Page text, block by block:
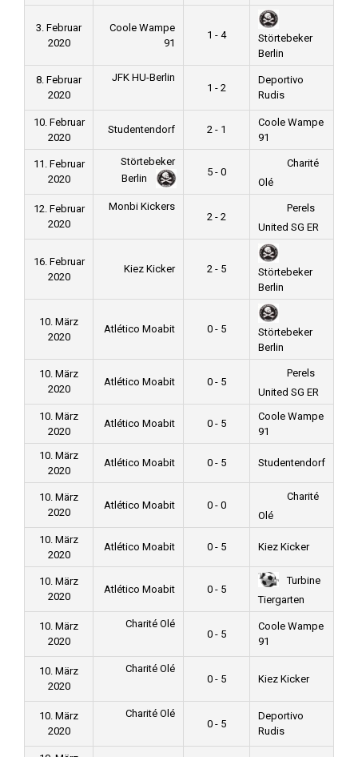
3. Februar
2020
Coole Wampe
91
1 - 4
Störtebeker
Berlin
8. Februar
2020
JFK HU-Berlin
1 - 2
Deportivo
Rudis
10. Februar
2020
Studentendorf 2 - 1
Coole Wampe
91
11. Februar
2020
Störtebeker
Berlin
5 - 0
Charité
Olé
12. Februar
2020
Monbi Kickers
2 - 2
Perels
United SG ER
16. Februar
2020
Kiez Kicker 2 - 5
Störtebeker
Berlin
10. März
2020
Atlético Moabit 0 - 5
Störtebeker
Berlin
10. März
2020
Atlético Moabit 0 - 5
Perels
United SG ER
10. März
2020
Atlético Moabit 0 - 5
Coole Wampe
91
10. März
2020
Atlético Moabit 0 - 5 Studentendorf
10. März
2020
Atlético Moabit 0 - 0
Charité
Olé
10. März
2020
Atlético Moabit 0 - 5 Kiez Kicker
10. März
2020
Atlético Moabit 0 - 5
Turbine
Tiergarten
10. März
2020
Charité Olé
0 - 5
Coole Wampe
91
10. März
2020
Charité Olé
0 - 5
Kiez Kicker
10. März
2020
Charité Olé
0 - 5
Deportivo
Rudis